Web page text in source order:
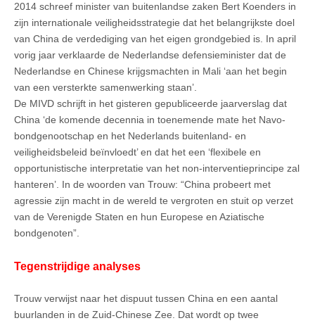
2014 schreef minister van buitenlandse zaken Bert Koenders in
zijn internationale veiligheidsstrategie dat het belangrijkste doel
van China de verdediging van het eigen grondgebied is. In april
vorig jaar verklaarde de Nederlandse defensieminister dat de
Nederlandse en Chinese krijgsmachten in Mali ‘aan het begin
van een versterkte samenwerking staan’.
De MIVD schrijft in het gisteren gepubliceerde jaarverslag dat
China ‘de komende decennia in toenemende mate het Navo-
bondgenootschap en het Nederlands buitenland- en
veiligheidsbeleid beïnvloedt’ en dat het een ‘flexibele en
opportunistische interpretatie van het non-interventieprincipe zal
hanteren’. In de woorden van Trouw: “China probeert met
agressie zijn macht in de wereld te vergroten en stuit op verzet
van de Verenigde Staten en hun Europese en Aziatische
bondgenoten”.
Tegenstrijdige analyses
Trouw verwijst naar het dispuut tussen China en een aantal
buurlanden in de Zuid-Chinese Zee. Dat wordt op twee